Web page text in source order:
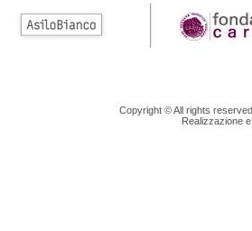
Copyright © All rights
Realizzazione